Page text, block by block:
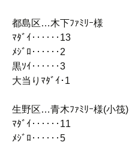
都島区…木下ﾌｧﾐﾘｰ様
ﾏﾀﾞｲ‥‥‥13
ﾒｼﾞﾛ‥‥‥2
黒ｿｲ‥‥‥3
大当りﾏﾀﾞｲ･1
生野区…青木ﾌｧﾐﾘｰ様(小筏)
ﾏﾀﾞｲ‥‥‥11
ﾒｼﾞﾛ‥‥‥5